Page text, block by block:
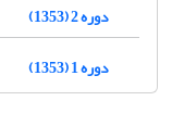
دوره 2 (1353)
دوره 1 (1353)